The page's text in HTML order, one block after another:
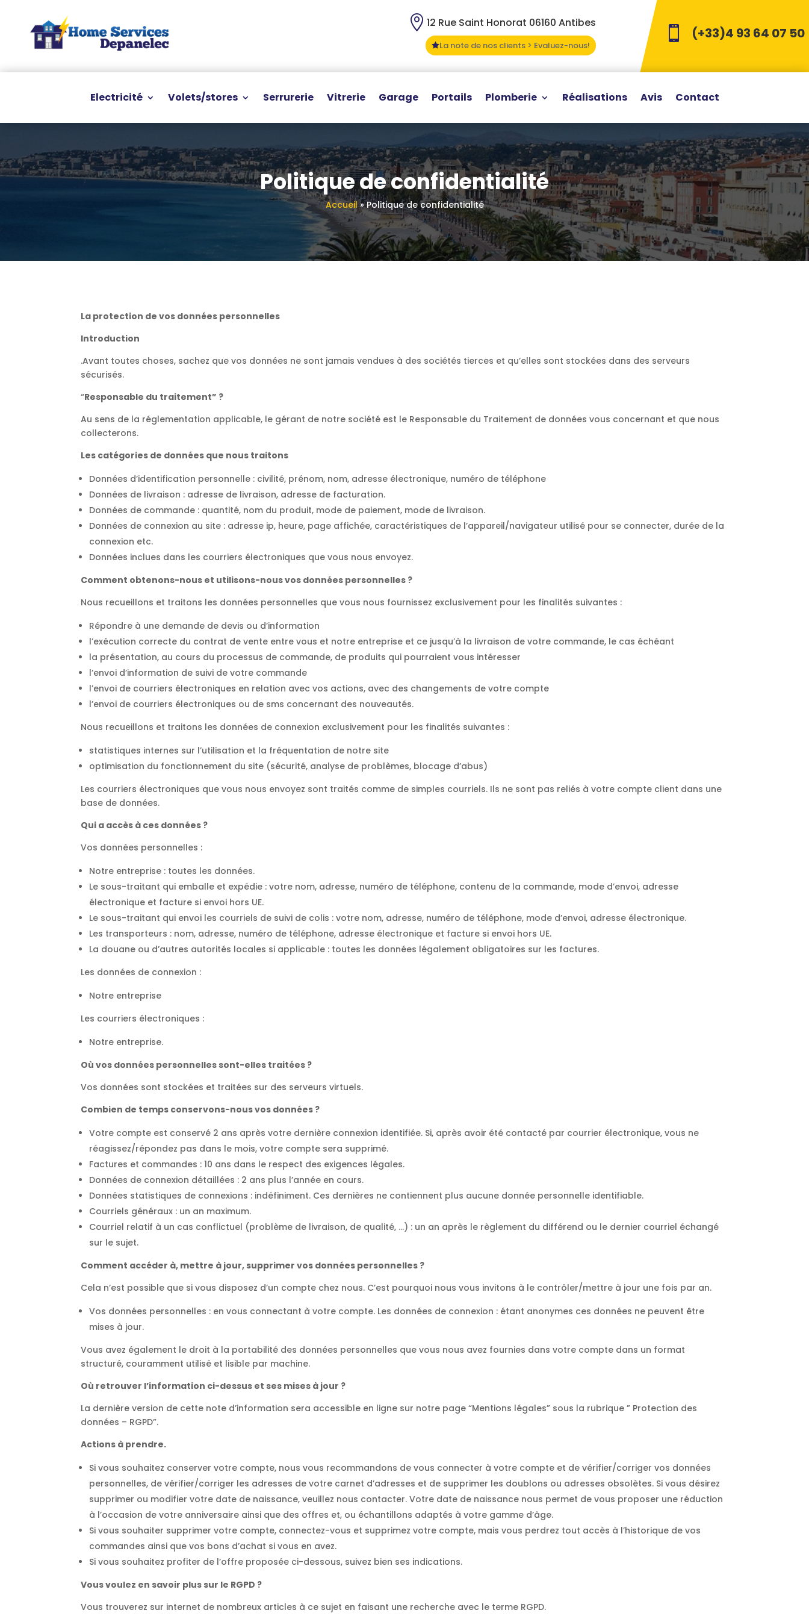
 12 Rue Saint Honorat 06160 Antibes
La note de nos clients > Evaluez-nous!
 (+33)4 93 64 07 50
Electricité Volets/stores Serrurerie Vitrerie Garage Portails Plomberie Réalisations Avis Contact
Politique de confidentialité
Accueil »Politique de confidentialité
La protection de vos données personnelles
Introduction
.Avant toutes choses, sachez que vos données ne sont jamais vendues à des sociétés tierces et qu’elles sont stockées dans des serveurs
sécurisés.
“Responsable du traitement” ?
Au sens de la réglementation applicable, le gérant de notre société est le Responsable du Traitement de données vous concernant et que nous
collecterons.
Les catégories de données que nous traitons
Données d’identification personnelle : civilité, prénom, nom, adresse électronique, numéro de téléphone
Données de livraison : adresse de livraison, adresse de facturation.
Données de commande : quantité, nom du produit, mode de paiement, mode de livraison.
Données de connexion au site : adresse ip, heure, page affichée, caractéristiques de l’appareil/navigateur utilisé pour se connecter, durée de la
connexion etc.
Données inclues dans les courriers électroniques que vous nous envoyez.
Comment obtenons-nous et utilisons-nous vos données personnelles ?
Nous recueillons et traitons les données personnelles que vous nous fournissez exclusivement pour les finalités suivantes :
Répondre à une demande de devis ou d’information
l’exécution correcte du contrat de vente entre vous et notre entreprise et ce jusqu’à la livraison de votre commande, le cas échéant
la présentation, au cours du processus de commande, de produits qui pourraient vous intéresser
l’envoi d’information de suivi de votre commande
l’envoi de courriers électroniques en relation avec vos actions, avec des changements de votre compte
l’envoi de courriers électroniques ou de sms concernant des nouveautés.
Nous recueillons et traitons les données de connexion exclusivement pour les finalités suivantes :
statistiques internes sur l’utilisation et la fréquentation de notre site
optimisation du fonctionnement du site (sécurité, analyse de problèmes, blocage d’abus)
Les courriers électroniques que vous nous envoyez sont traités comme de simples courriels. Ils ne sont pas reliés à votre compte client dans une
base de données.
Qui a accès à ces données ?
Vos données personnelles :
Notre entreprise : toutes les données.
Le sous-traitant qui emballe et expédie : votre nom, adresse, numéro de téléphone, contenu de la commande, mode d’envoi, adresse
électronique et facture si envoi hors UE.
Le sous-traitant qui envoi les courriels de suivi de colis : votre nom, adresse, numéro de téléphone, mode d’envoi, adresse électronique.
Les transporteurs : nom, adresse, numéro de téléphone, adresse électronique et facture si envoi hors UE.
La douane ou d’autres autorités locales si applicable : toutes les données légalement obligatoires sur les factures.
Les données de connexion :
Notre entreprise
Les courriers électroniques :
Notre entreprise.
Où vos données personnelles sont-elles traitées ?
Vos données sont stockées et traitées sur des serveurs virtuels.
Combien de temps conservons-nous vos données ?
Votre compte est conservé 2 ans après votre dernière connexion identifiée. Si, après avoir été contacté par courrier électronique, vous ne
réagissez/répondez pas dans le mois, votre compte sera supprimé.
Factures et commandes : 10 ans dans le respect des exigences légales.
Données de connexion détaillées : 2 ans plus l’année en cours.
Données statistiques de connexions : indéfiniment. Ces dernières ne contiennent plus aucune donnée personnelle identifiable.
Courriels généraux : un an maximum.
Courriel relatif à un cas conflictuel (problème de livraison, de qualité, …) : un an après le règlement du différend ou le dernier courriel échangé
sur le sujet.
Comment accéder à, mettre à jour, supprimer vos données personnelles ?
Cela n’est possible que si vous disposez d’un compte chez nous. C’est pourquoi nous vous invitons à le contrôler/mettre à jour une fois par an.
Vos données personnelles : en vous connectant à votre compte. Les données de connexion : étant anonymes ces données ne peuvent être
mises à jour.
Vous avez également le droit à la portabilité des données personnelles que vous nous avez fournies dans votre compte dans un format
structuré, couramment utilisé et lisible par machine.
Où retrouver l’information ci-dessus et ses mises à jour ?
La dernière version de cette note d’information sera accessible en ligne sur notre page “Mentions légales” sous la rubrique ” Protection des
données – RGPD”.
Actions à prendre.
Si vous souhaitez conserver votre compte, nous vous recommandons de vous connecter à votre compte et de vérifier/corriger vos données
personnelles, de vérifier/corriger les adresses de votre carnet d’adresses et de supprimer les doublons ou adresses obsolètes. Si vous désirez
supprimer ou modifier votre date de naissance, veuillez nous contacter. Votre date de naissance nous permet de vous proposer une réduction
à l’occasion de votre anniversaire ainsi que des offres et, ou échantillons adaptés à votre gamme d’âge.
Si vous souhaiter supprimer votre compte, connectez-vous et supprimez votre compte, mais vous perdrez tout accès à l’historique de vos
commandes ainsi que vos bons d’achat si vous en avez.
Si vous souhaitez profiter de l’offre proposée ci-dessous, suivez bien ses indications.
Vous voulez en savoir plus sur le RGPD ?
Vous trouverez sur internet de nombreux articles à ce sujet en faisant une recherche avec le terme RGPD.